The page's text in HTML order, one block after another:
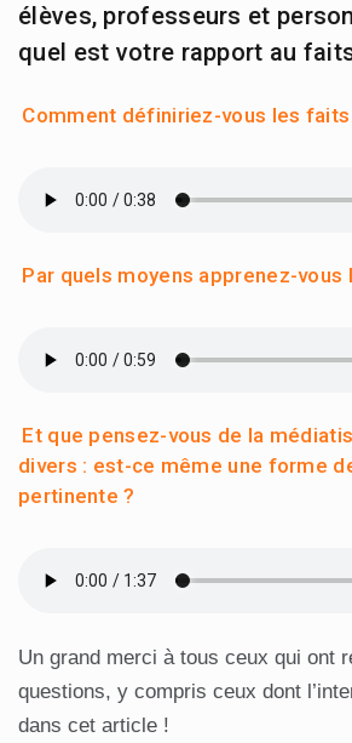
élèves, professeurs et
quel est votre rapport au
Comment définiriez-vous les
Par quels moyens apprenez-
Et que pensez-vous de la
divers : est-ce même une forme
pertinente ?
Un grand merci à tous ceux qui ont
questions, y compris ceux dont
dans cet article !